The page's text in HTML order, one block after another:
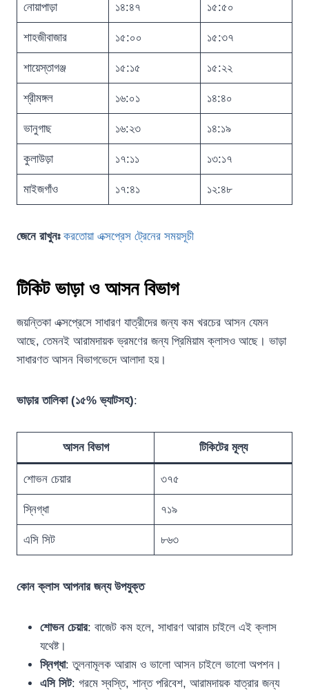
নোয়াপাড়া ১৪:৪৭ ১৫:৫০
শাহজীবাজার ১৫:০০ ১৫:৩৭
শায়েস্তাগঞ্জ ১৫:১৫ ১৫:২২
শ্রীমঙ্গল ১৬:০১ ১৪:৪০
ভানুগাছ ১৬:২৩ ১৪:১৯
কুলাউড়া ১৭:১১ ১৩:১৭
মাইজগাঁও ১৭:৪১ ১২:৪৮
জেনে রাখুনঃ করতোয়া এক্সপ্রেস ট্রেনের সময়সূচী
টিকিট ভাড়া ও আসন বিভাগ
জয়ন্তিকা এক্সপ্রেসে সাধারণ যাত্রীদের জন্য কম খরচের আসন যেমন
আছে, তেমনই আরামদায়ক ভ্রমণের জন্য প্রিমিয়াম ক্লাসও আছে। ভাড়া
সাধারণত আসন বিভাগভেদে আলাদা হয়।
ভাড়ার তালিকা (১৫% ভ্যাটসহ):
আসন বিভাগ টিকিটের মূল্য
শোভন চেয়ার ৩৭৫
স্নিগ্ধা ৭১৯
এসি সিট ৮৬৩
কোন ক্লাস আপনার জন্য উপযুক্ত
শোভন চেয়ার: বাজেট কম হলে, সাধারণ আরাম চাইলে এই ক্লাস
যথেষ্ট।
স্নিগ্ধা: তুলনামূলক আরাম ও ভালো আসন চাইলে ভালো অপশন।
এসি সিট: গরমে স্বস্তি, শান্ত পরিবেশ, আরামদায়ক যাত্রার জন্য